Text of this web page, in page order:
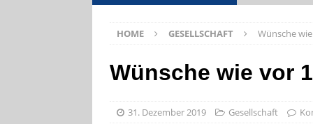
[ 5. August
HOME GESELLSCHAFT Wünsche
Wünsche wie vor
31. Dezember 2019 Gesellschaft